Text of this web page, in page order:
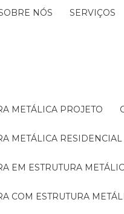
SOBRE NÓS SERVIÇOS
METÁLICA PROJETO
METÁLICA RESIDENCIAL
EM ESTRUTURA
COM ESTRUTURA